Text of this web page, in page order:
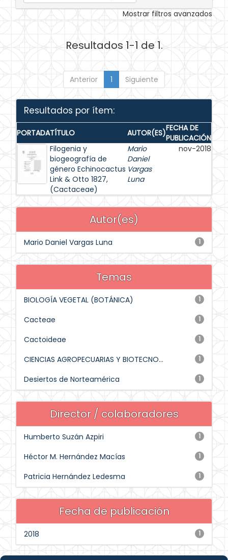
Mostrar filtros avanzados
Resultados 1-1 de 1.
Anterior 1 Siguiente
Resultados por ítem:
PORTADATÍTULO AUTOR(ES)FECHA DE
PUBLICACIÓN
Filogenia y
biogeografía de
género Echinocactus
Link & Otto 1827,
(Cactaceae)
Mario
Daniel
Vargas
Luna
nov-2018
Autor(es)
1
Mario Daniel Vargas Luna
Temas
1
BIOLOGÍA VEGETAL (BOTÁNICA)
1
Cacteae
1
Cactoideae
1
CIENCIAS AGROPECUARIAS Y BIOTECNO...
1
Desiertos de Norteamérica
Director / colaboradores
1
Humberto Suzán Azpiri
1
Héctor M. Hernández Macías
1
Patricia Hernández Ledesma
Fecha de publicación
1
2018